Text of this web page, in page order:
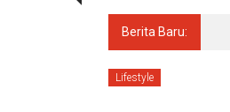
Berita Baru:
Lifestyle